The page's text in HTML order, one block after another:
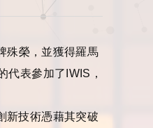
殊榮，並獲得羅馬
代表參加了 IWIS ，
新技術憑藉其突破